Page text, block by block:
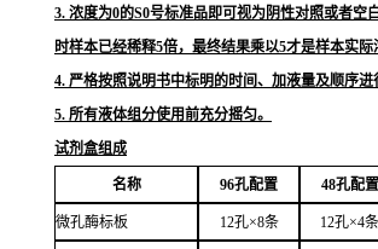
3. 浓度为0的S0号标准品即可视为阴性对照或者空
时样本已经稀释5倍，最终结果乘以5才是样本实际
4. 严格按照说明书中标明的时间、加液量及顺序进
5. 所有液体组分使用前充分摇匀。
试剂盒组成
名称 96孔配置 48孔配置
微孔酶标板 12孔×8条 12孔×4条